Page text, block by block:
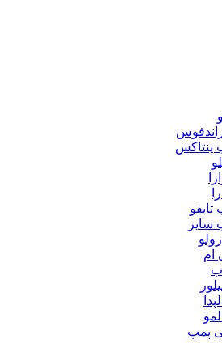
پنتاکس
سایر
ام
پمپ